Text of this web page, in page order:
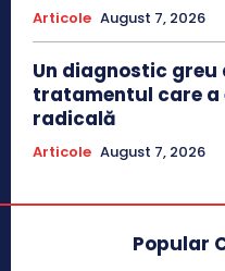
Articole August 7, 2026
Un diagnostic
tratamentul care
radicală
Articole August 7, 2026
Popular